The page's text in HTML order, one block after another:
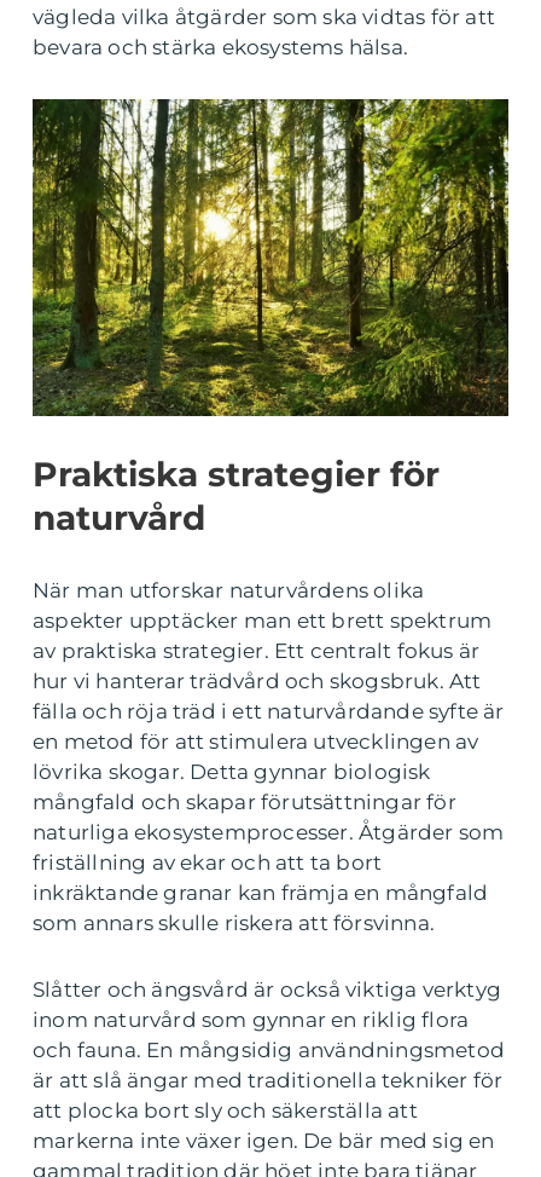
vägleda vilka åtgärder som ska vidtas för att
bevara och stärka ekosystems hälsa.
Praktiska strategier för
naturvård
När man utforskar naturvårdens olika
aspekter upptäcker man ett brett spektrum
av praktiska strategier. Ett centralt fokus är
hur vi hanterar trädvård och skogsbruk. Att
fälla och röja träd i ett naturvårdande syfte är
en metod för att stimulera utvecklingen av
lövrika skogar. Detta gynnar biologisk
mångfald och skapar förutsättningar för
naturliga ekosystemprocesser. Åtgärder som
friställning av ekar och att ta bort
inkräktande granar kan främja en mångfald
som annars skulle riskera att försvinna.
Slåtter och ängsvård är också viktiga verktyg
inom naturvård som gynnar en riklig flora
och fauna. En mångsidig användningsmetod
är att slå ängar med traditionella tekniker för
att plocka bort sly och säkerställa att
markerna inte växer igen. De bär med sig en
gammal tradition där höet inte bara tjänar